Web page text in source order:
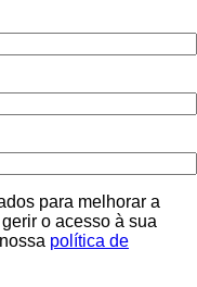
para melhorar a
o acesso à sua
política de